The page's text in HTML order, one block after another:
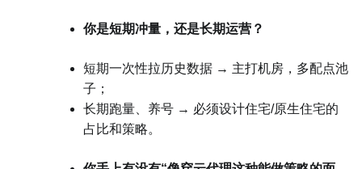
你是短期冲量，还是长期运营？
短期一次性拉历史数据 → 主打机房，多配点池
子；
长期跑量、养号 → 必须设计住宅/原生住宅的
占比和策略。